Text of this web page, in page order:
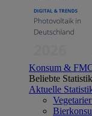
Konsum &
Beliebte
Aktuelle